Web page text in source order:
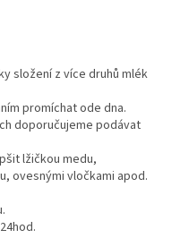
složení z více druhů mlék
promíchat ode dna.
doporučujeme podávat
lžičkou medu,
ovesnými vločkami apod.